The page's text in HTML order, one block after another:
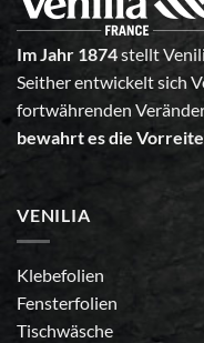
Im Jahr 1874stellt
Seither entwickelt sich
fortwährenden
bewahrt es die
VENILIA
Klebefolien
Fensterfolien
Tischwäsche